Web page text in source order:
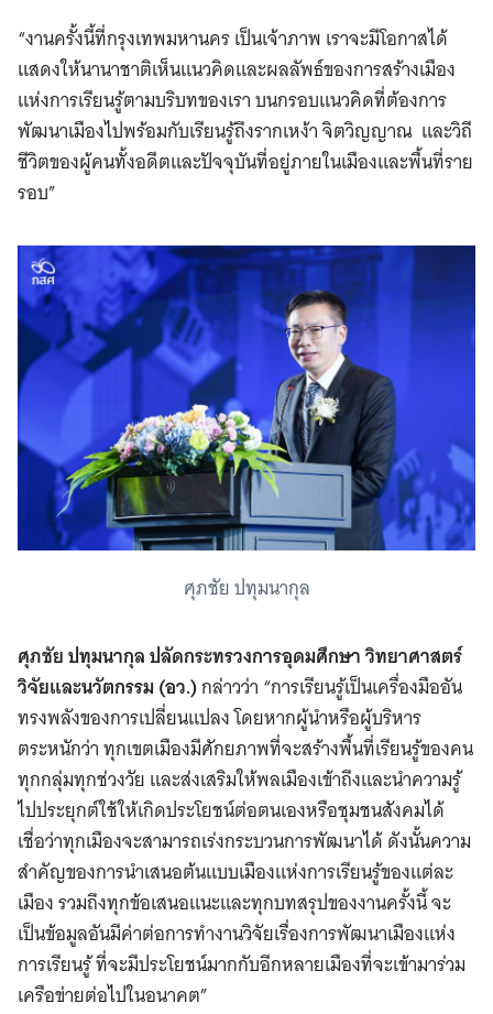
“งานครั้งนี้ที่กรุงเทพมหานคร เป็นเจ้าภาพ เราจะมีโอกาสได้
แสดงให้นานาชาติเห็นแนวคิดและผลลัพธ์ของการสร้างเมือง
แห่งการเรียนรู้ตามบริบทของเรา บนกรอบแนวคิดที่ต้องการ
พัฒนาเมืองไปพร้อมกับเรียนรู้ถึงรากเหง้า จิตวิญญาณ และวิถี
ชีวิตของผู้คนทั้งอดีตและปัจจุบันที่อยู่ภายในเมืองและพื้นที่ราย
รอบ”
ศุภชัย ปทุมนากุล
ศุภชัย ปทุมนากุล ปลัดกระทรวงการอุดมศึกษา วิทยาศาสตร์
วิจัยและนวัตกรรม (อว.)กล่าวว่า “การเรียนรู้เป็นเครื่องมืออัน
ทรงพลังของการเปลี่ยนแปลง โดยหากผู้นำหรือผู้บริหาร
ตระหนักว่า ทุกเขตเมืองมีศักยภาพที่จะสร้างพื้นที่เรียนรู้ของคน
ทุกกลุ่มทุกช่วงวัย และส่งเสริมให้พลเมืองเข้าถึงและนำความรู้
ไปประยุกต์ใช้ให้เกิดประโยชน์ต่อตนเองหรือชุมชนสังคมได้
เชื่อว่าทุกเมืองจะสามารถเร่งกระบวนการพัฒนาได้ ดังนั้นความ
สำคัญของการนำเสนอต้นแบบเมืองแห่งการเรียนรู้ของแต่ละ
เมือง รวมถึงทุกข้อเสนอแนะและทุกบทสรุปของงานครั้งนี้ จะ
เป็นข้อมูลอันมีค่าต่อการทำงานวิจัยเรื่องการพัฒนาเมืองแห่ง
การเรียนรู้ ที่จะมีประโยชน์มากกับอีกหลายเมืองที่จะเข้ามาร่วม
เครือข่ายต่อไปในอนาคต”